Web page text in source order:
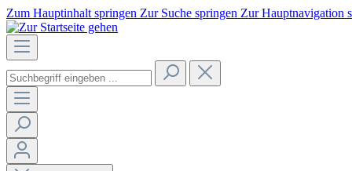
Zum Hauptinhalt springen Zur Suche springen Zur Hauptnavigation